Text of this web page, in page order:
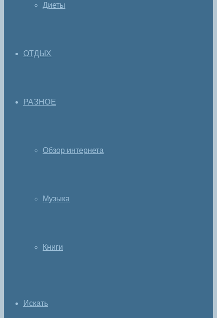
Диеты
ОТДЫХ
РАЗНОЕ
Обзор интернета
Музыка
Книги
Искать